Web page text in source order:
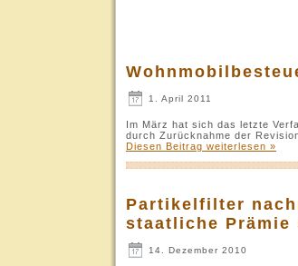
1. April 2011
Im März hat sich das letzte
durch Zurücknahme der
Diesen Beitrag weiterlesen »
Partikelfilter
staatliche Prämie
14. Dezember 2010